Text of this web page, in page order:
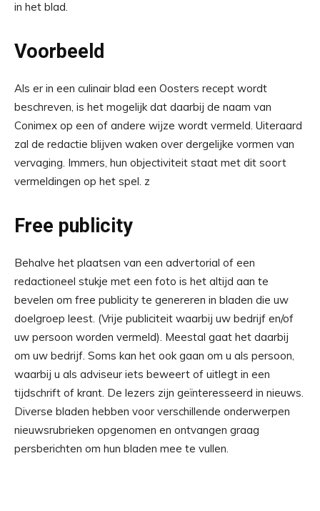
in het blad.
Voorbeeld
Als er in een culinair blad een Oosters recept wordt
beschreven, is het mogelijk dat daarbij de naam van
Conimex op een of andere wijze wordt vermeld. Uiteraard
zal de redactie blijven waken over dergelijke vormen van
vervaging. Immers, hun objectiviteit staat met dit soort
vermeldingen op het spel. z
Free publicity
Behalve het plaatsen van een advertorial of een
redactioneel stukje met een foto is het altijd aan te
bevelen om free publicity te genereren in bladen die uw
doelgroep leest. (Vrije publiciteit waarbij uw bedrijf en/of
uw persoon worden vermeld). Meestal gaat het daarbij
om uw bedrijf. Soms kan het ook gaan om u als persoon,
waarbij u als adviseur iets beweert of uitlegt in een
tijdschrift of krant. De lezers zijn geïnteresseerd in nieuws.
Diverse bladen hebben voor verschillende onderwerpen
nieuwsrubrieken opgenomen en ontvangen graag
persberichten om hun bladen mee te vullen.